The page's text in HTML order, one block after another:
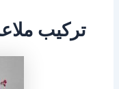
تركيب